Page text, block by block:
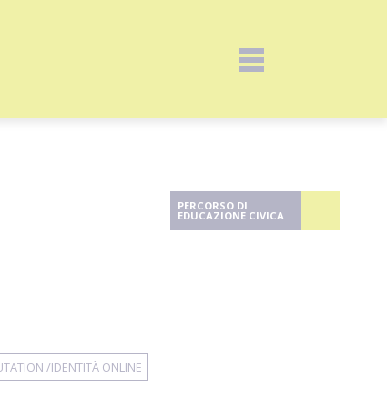
/IDENTITÀ ONLINE
PERCORSO DI
EDUCAZIONE CIVICA